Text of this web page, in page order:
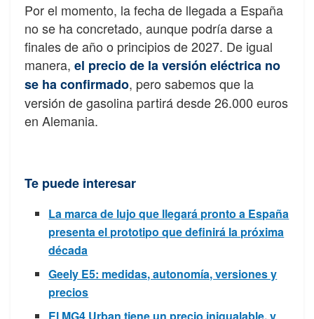
Por el momento, la fecha de llegada a España
no se ha concretado, aunque podría darse a
finales de año o principios de 2027. De igual
manera, el precio de la versión eléctrica no
se ha confirmado, pero sabemos que la
versión de gasolina partirá desde 26.000 euros
en Alemania.
Te puede interesar
La marca de lujo que llegará pronto a España
presenta el prototipo que definirá la próxima
década
Geely E5: medidas, autonomía, versiones y
precios